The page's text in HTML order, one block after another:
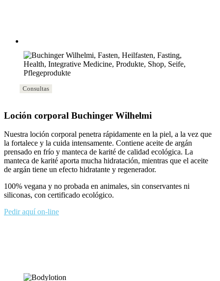
Consultas
Loción corporal Buchinger Wilhelmi
Nuestra loción corporal penetra rápidamente en la piel, a la vez que
la fortalece y la cuida intensamente. Contiene aceite de argán
prensado en frío y manteca de karité de calidad ecológica. La
manteca de karité aporta mucha hidratación, mientras que el aceite
de argán tiene un efecto hidratante y regenerador.
100% vegana y no probada en animales, sin conservantes ni
siliconas, con certificado ecológico.
Pedir aquí on-line